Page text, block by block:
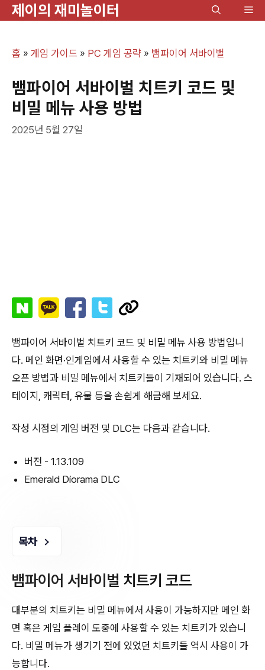
제이의 재미놀이터
메
홈 » 게임 가이드 » PC 게임 공략 » 뱀파이어 서바이벌
뱀파이어 서바이벌 치트키 코드 및
비밀 메뉴 사용 방법
2025년 5월 27일
뱀파이어 서바이벌 치트키 코드 및 비밀 메뉴 사용 방법입니
다. 메인 화면·인게임에서 사용할 수 있는 치트키와 비밀 메뉴
오픈 방법과 비밀 메뉴에서 치트키들이 기재되어 있습니다. 스
테이지, 캐릭터, 유물 등을 손쉽게 해금해 보세요.
작성 시점의 게임 버전 및 DLC는 다음과 같습니다.
버전 - 1.13.109
Emerald Diorama DLC
목차
뱀파이어 서바이벌 치트키 코드
대부분의 치트키는 비밀 메뉴에서 사용이 가능하지만 메인 화
면 혹은 게임 플레이 도중에 사용할 수 있는 치트키가 있습니
다. 비밀 메뉴가 생기기 전에 있었던 치트키들 역시 사용이 가
능합니다.